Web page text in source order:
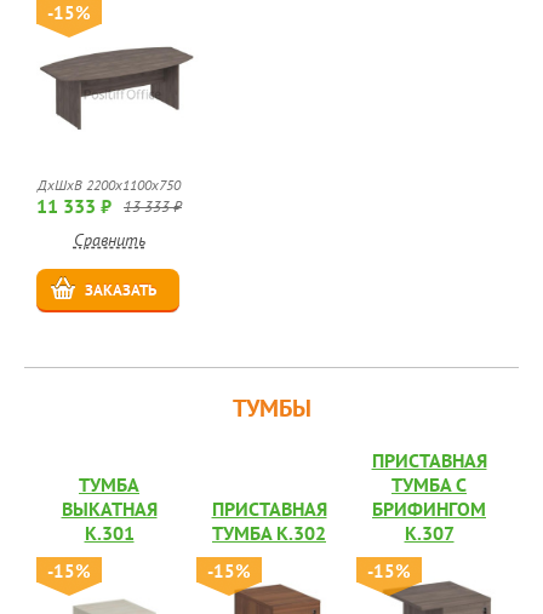
-15%
ДхШхВ 2200x1100x750
11 333 ₽ 13 333 ₽
Сравнить
ЗАКАЗАТЬ
ТУМБЫ
ТУМБА
ВЫКАТНАЯ
К.301
-15%
ПРИСТАВНАЯ
ТУМБА К.302
-15%
ПРИСТАВНАЯ
ТУМБА С
БРИФИНГОМ
К.307
-15%